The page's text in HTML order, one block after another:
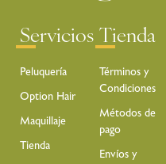
Servicios
Peluquería
Option Hair
Maquillaje
Tienda
Tienda
Términos y
Condiciones
Métodos de
pago
Envíos y